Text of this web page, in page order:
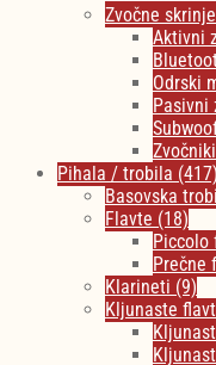
Zvočne skrinje
Aktivni
Odrski
Pasivni
Pihala / trobila (417)
Basovska
Flavte (18)
Piccolo
Prečne
Klarineti (9)
Kljunaste